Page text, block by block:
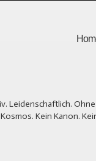
Leidenschaftlich.
Kein Kanon.